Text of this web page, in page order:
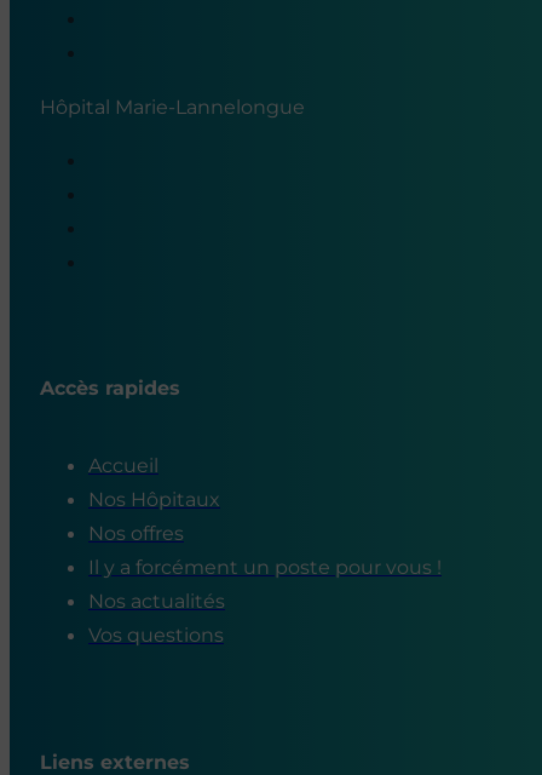
Hôpital Marie-Lannelongue
Accès rapides
Accueil
Nos Hôpitaux
Nos offres
Il y a forcément un poste pour vous !
Nos actualités
Vos questions
Liens externes